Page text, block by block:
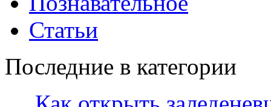
Статьи
Последние в категории